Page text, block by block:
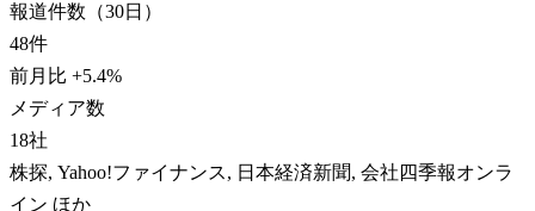
報道件数（30日）
48件
前月比 +5.4%
メディア数
18社
株探, Yahoo!ファイナンス, 日本経済新聞, 会社四季報オンラ
イン ほか